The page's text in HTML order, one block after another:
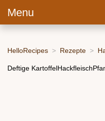
Menu
HelloRecipes Rezepte
Deftige